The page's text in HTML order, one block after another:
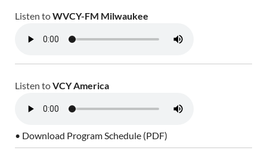
Listen toWVCY-FM Milwaukee
Listen toVCY America
• Download Program Schedule (PDF)